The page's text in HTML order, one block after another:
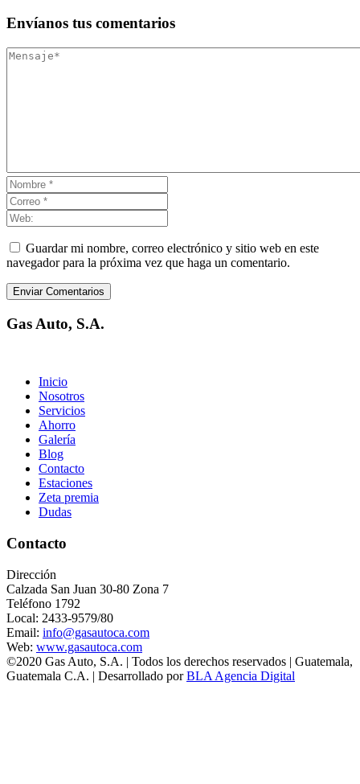
Envíanos tus comentarios
Guardar mi nombre, correo electrónico y sitio web en este
navegador para la próxima vez que haga un comentario.
Enviar Comentarios
Gas Auto, S.A.
Inicio
Nosotros
Servicios
Ahorro
Galería
Blog
Contacto
Estaciones
Zeta premia
Dudas
Contacto
Dirección
Calzada San Juan 30-80 Zona 7
Teléfono 1792
Local: 2433-9579/80
Email: info@gasautoca.com
Web: www.gasautoca.com
©2020 Gas Auto, S.A. | Todos los derechos reservados | Guatemala,
Guatemala C.A. | Desarrollado porBLA Agencia Digital